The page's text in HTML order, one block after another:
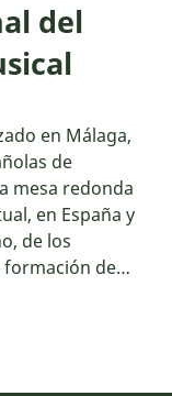
del
en Málaga,
de
mesa redonda
en España y
de los
formación de…